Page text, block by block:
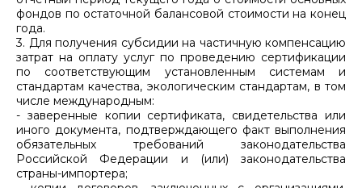
фондов по остаточной балансовой стоимости на конец
года.
3. Для получения субсидии на частичную компенсацию
затрат на оплату услуг по проведению сертификации
по соответствующим установленным системам и
стандартам качества, экологическим стандартам, в том
числе международным:
- заверенные копии сертификата, свидетельства или
иного документа, подтверждающего факт выполнения
обязательных требований законодательства
Российской Федерации и (или) законодательства
страны-импортера;